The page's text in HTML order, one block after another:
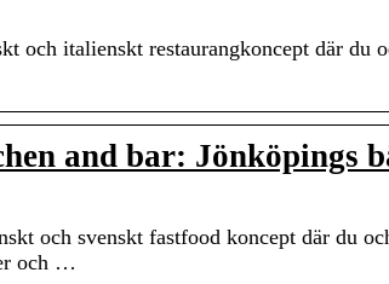
och italienskt restaurangkoncept där
and bar: Jönköpings
och svenskt fastfood koncept där du
och …